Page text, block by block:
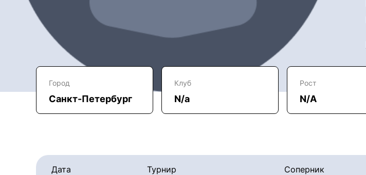
Город
Санкт-Петербург
Клуб
N/a
Рост
N/A
Дата Турнир Соперник